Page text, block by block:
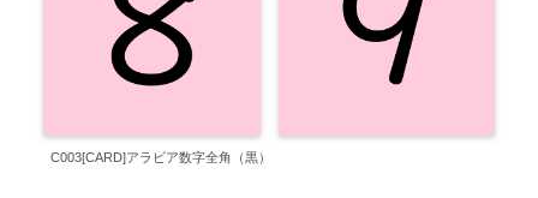
C003[CARD]アラビア数字全角（黒）